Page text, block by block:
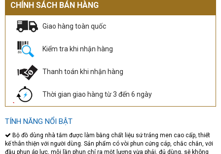
CHÍNH SÁCH BÁN HÀNG
Giao hàng toàn quốc
Kiểm tra khi nhận hàng
Thanh toán khi nhận hàng
Thời gian giao hàng từ 3 đến 6 ngày
TÍNH NĂNG NỔI BẬT
Bộ đồ dùng nhà tắm được làm bằng chất liệu sứ tráng men cao cấp, thiết
kế thân thiện với người dùng. Sản phẩm có vòi phun cứng cáp, chắc chắn, với
đầu phun áp lực, mỗi lần phun chỉ ra một lượng vừa phải, đủ dùng, sẽ không